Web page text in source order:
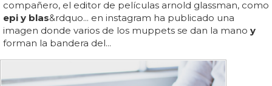
compañero, el editor de películas arnold glassman, como
epi y blas&rdquo... en instagram ha publicado una
imagen donde varios de los muppets se dan la mano y
forman la bandera del...